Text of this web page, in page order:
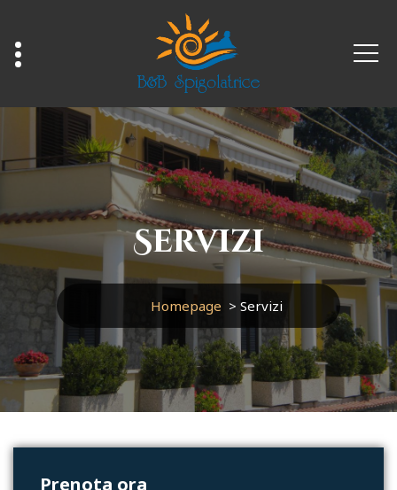
Servizi
Homepage > Servizi
Prenota ora